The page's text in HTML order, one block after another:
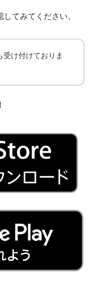
てみてください。
受け付けておりま